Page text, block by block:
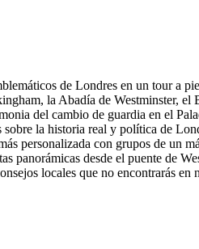
de Londres en un tour a
la Abadía de Westminster,
del cambio de guardia en el
sobre la historia real y política de
personalizada con grupos de un
panorámicas desde el puente de
locales que no encontrarás en